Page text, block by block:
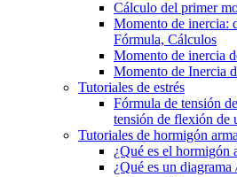
Cálculo del primer
Momento de inercia:
Fórmula, Cálculos
Momento de inercia
Momento de Inercia
Tutoriales de estrés
Fórmula de tensión
tensión de flexión de
Tutoriales de hormigón
¿Qué es el hormigón
¿Qué es un